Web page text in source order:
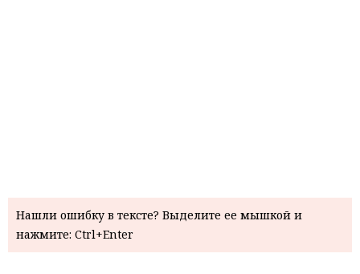
Нашли ошибку в тексте? Выделите ее мышкой и
нажмите: Ctrl+Enter